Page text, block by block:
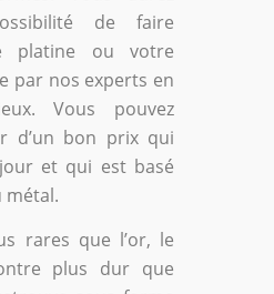
de faire
platine ou votre
par nos experts en
Vous pouvez
d’un bon prix qui
et qui est basé
métal.
rares que l’or, le
plus dur que